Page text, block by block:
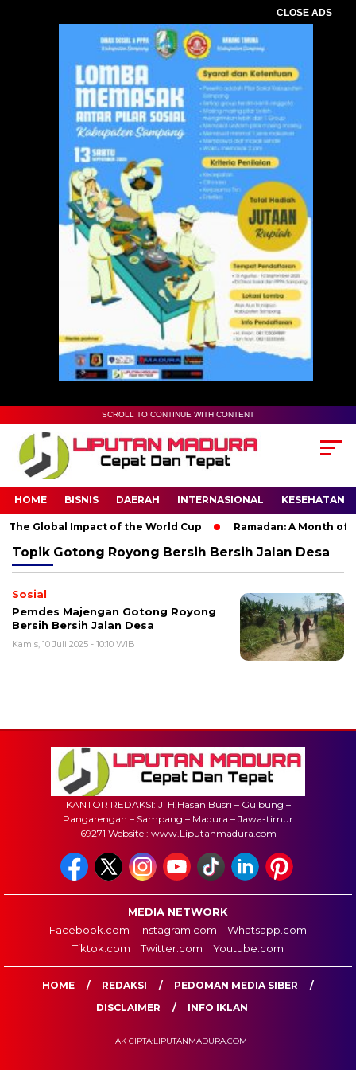
CLOSE ADS
SCROLL TO CONTINUE WITH CONTENT
HOME BISNIS DAERAH INTERNASIONAL KESEHATAN
Global Impact of the World Cup Ramadan: A Month of
Topik Gotong Royong Bersih Bersih Jalan Desa
Sosial
Pemdes Majengan Gotong Royong
Bersih Bersih Jalan Desa
Kamis, 10 Juli 2025 - 10:10 WIB
KANTOR REDAKSI: Jl H.Hasan Busri – Gulbung –
Pangarengan – Sampang – Madura – Jawa-timur
69271 Website : www.Liputanmadura.com
MEDIA NETWORK
Facebook.com
Instagram.com
Whatsapp.com
Tiktok.com
Twitter.com Youtube.com
HOME REDAKSI
PEDOMAN MEDIA SIBER
DISCLAIMER
INFO IKLAN
HAK CIPTA:LIPUTANMADURA.COM